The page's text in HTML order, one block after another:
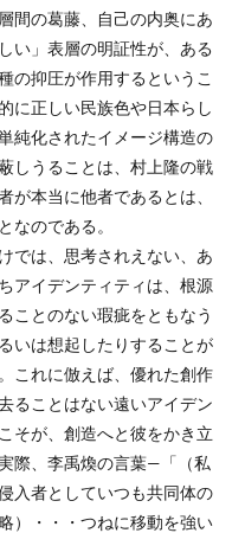
間の葛藤、自己の内奥にあ
い」表層の明証性が、ある
の抑圧が作用するというこ
に正しい民族色や日本らし
純化されたイメージ構造の
しうることは、村上隆の戦
が本当に他者であるとは、
なのである。
では、思考されえない、あ
アイデンティティは、根源
ことのない瑕疵をともなう
いは想起したりすることが
これに倣えば、優れた創作
ることはない遠いアイデン
そが、創造へと彼をかき立
際、李禹煥の言葉—「（私
入者としていつも共同体の
）・・・つねに移動を強い